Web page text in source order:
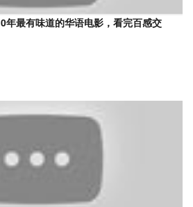
年最有味道的华语电影，看完百感交